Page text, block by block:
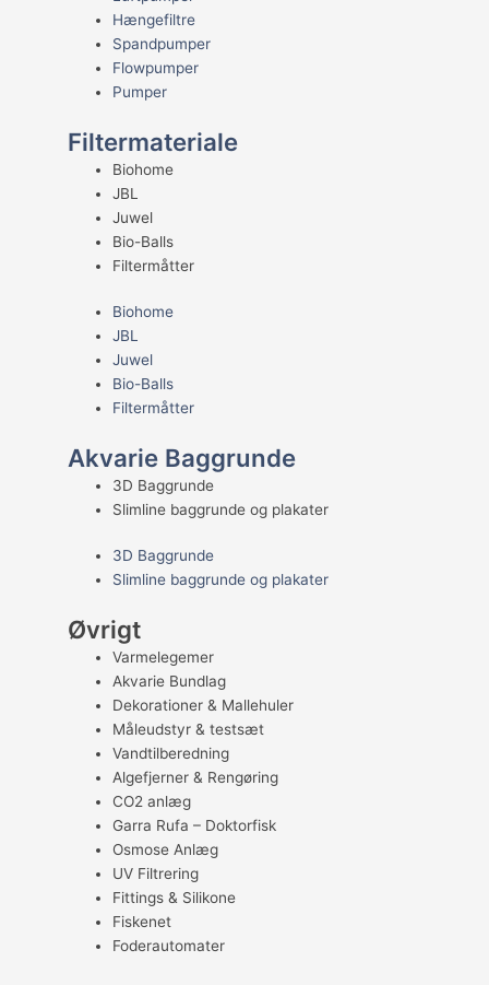
Hængefiltre
Spandpumper
Flowpumper
Pumper
Filtermateriale
Biohome
JBL
Juwel
Bio-Balls
Filtermåtter
Biohome
JBL
Juwel
Bio-Balls
Filtermåtter
Akvarie Baggrunde
3D Baggrunde
Slimline baggrunde og plakater
3D Baggrunde
Slimline baggrunde og plakater
Øvrigt
Varmelegemer
Akvarie Bundlag
Dekorationer & Mallehuler
Måleudstyr & testsæt
Vandtilberedning
Algefjerner & Rengøring
CO2 anlæg
Garra Rufa – Doktorfisk
Osmose Anlæg
UV Filtrering
Fittings & Silikone
Fiskenet
Foderautomater